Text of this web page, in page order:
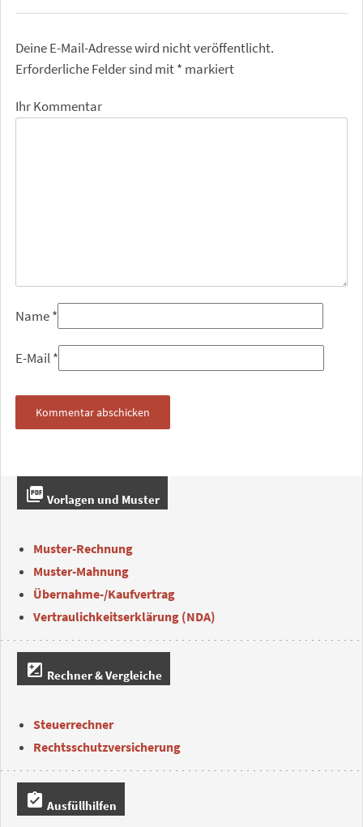
Deine E-Mail-Adresse wird nicht veröffentlicht.
Erforderliche Felder sind mit* markiert
Ihr Kommentar
Name*
E-Mail*
picture_as_pdf Vorlagen und Muster
Muster-Rechnung
Muster-Mahnung
Übernahme-/Kaufvertrag
Vertraulichkeitserklärung (NDA)
iso Rechner & Vergleiche
Steuerrechner
Rechtsschutzversicherung
assignment_turned_in Ausfüllhilfen